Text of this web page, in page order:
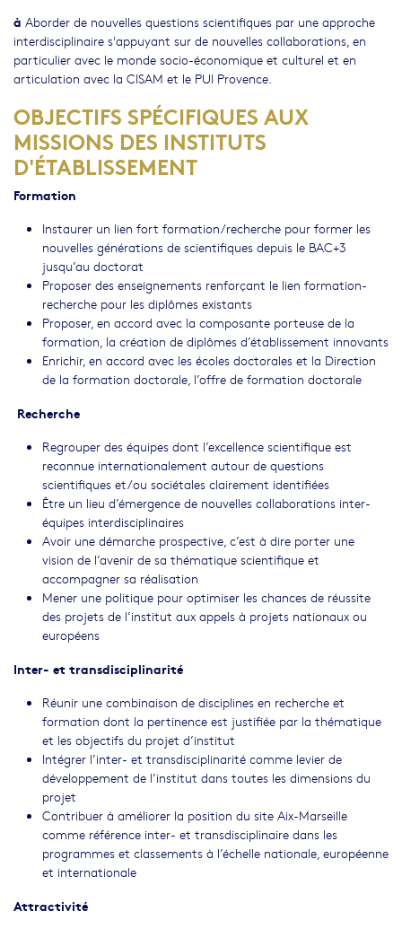
à Aborder de nouvelles questions scientifiques par une approche
interdisciplinaire s'appuyant sur de nouvelles collaborations, en
particulier avec le monde socio-économique et culturel et en
articulation avec la CISAM et le PUI Provence.
OBJECTIFS SPÉCIFIQUES AUX
MISSIONS DES INSTITUTS
D'ÉTABLISSEMENT
Formation
Instaurer un lien fort formation/recherche pour former les
nouvelles générations de scientifiques depuis le BAC+3
jusqu’au doctorat
Proposer des enseignements renforçant le lien formation-
recherche pour les diplômes existants
Proposer, en accord avec la composante porteuse de la
formation, la création de diplômes d’établissement innovants
Enrichir, en accord avec les écoles doctorales et la Direction
de la formation doctorale, l’offre de formation doctorale
Recherche
Regrouper des équipes dont l’excellence scientifique est
reconnue internationalement autour de questions
scientifiques et/ou sociétales clairement identifiées
Être un lieu d’émergence de nouvelles collaborations inter-
équipes interdisciplinaires
Avoir une démarche prospective, c’est à dire porter une
vision de l’avenir de sa thématique scientifique et
accompagner sa réalisation
Mener une politique pour optimiser les chances de réussite
des projets de l’institut aux appels à projets nationaux ou
européens
Inter- et transdisciplinarité
Réunir une combinaison de disciplines en recherche et
formation dont la pertinence est justifiée par la thématique
et les objectifs du projet d’institut
Intégrer l’inter- et transdisciplinarité comme levier de
développement de l’institut dans toutes les dimensions du
projet
Contribuer à améliorer la position du site Aix-Marseille
comme référence inter- et transdisciplinaire dans les
programmes et classements à l’échelle nationale, européenne
et internationale
Attractivité